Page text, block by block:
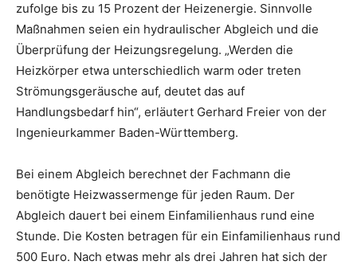
zufolge bis zu 15 Prozent der Heizenergie. Sinnvolle
Maßnahmen seien ein hydraulischer Abgleich und die
Überprüfung der Heizungsregelung. „Werden die
Heizkörper etwa unterschiedlich warm oder treten
Strömungsgeräusche auf, deutet das auf
Handlungsbedarf hin“, erläutert Gerhard Freier von der
Ingenieurkammer Baden-Württemberg.
Bei einem Abgleich berechnet der Fachmann die
benötigte Heizwassermenge für jeden Raum. Der
Abgleich dauert bei einem Einfamilienhaus rund eine
Stunde. Die Kosten betragen für ein Einfamilienhaus rund
500 Euro. Nach etwas mehr als drei Jahren hat sich der